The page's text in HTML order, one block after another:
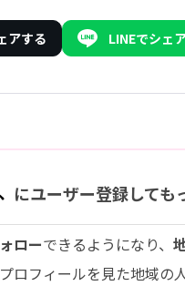
アする LINEでシェ
にユーザー登録しても
ローできるようになり、
ロフィールを見た地域の